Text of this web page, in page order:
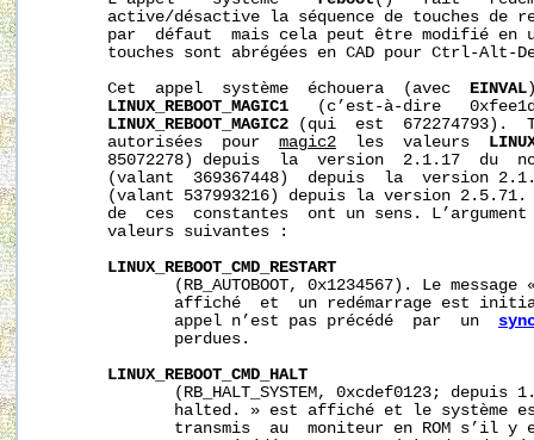
active/désactive la séquence de touches de
par  défaut  mais cela peut être modifié en
touches sont abrégées en CAD pour Ctrl-Alt-
       Cet  appel  système  échouera  (avec
EINVAL
LINUX_REBOOT_MAGIC1
(c’est-à-dire
LINUX_REBOOT_MAGIC2 (qui  est  672274793).
       autorisées  pour
magic2
  les  valeurs
85072278) depuis  la  version  2.1.17  du
(valant  369367448)  depuis  la  version
(valant 537993216) depuis la version
de  ces  constantes  ont un sens.
       valeurs suivantes :
LINUX_REBOOT_CMD_RESTART
(RB_AUTOBOOT, 0x1234567). Le message
affiché  et  un redémarrage est
              appel n’est pas précédé  par  un
              perdues.
LINUX_REBOOT_CMD_HALT
(RB_HALT_SYSTEM, 0xcdef0123; depuis
halted. » est affiché et le système
transmis  au  moniteur en ROM s’il y